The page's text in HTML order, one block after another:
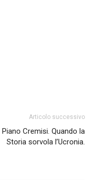
Articolo successivo
Piano Cremisi. Quando la
Storia sorvola l’Ucronia.